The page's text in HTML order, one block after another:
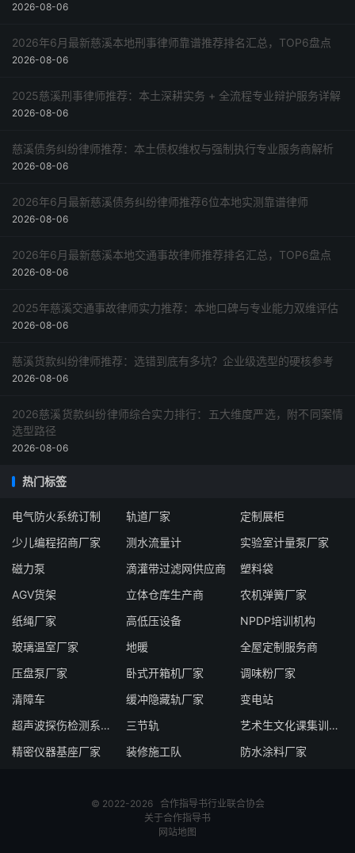
2026-08-06
2026年6月最新慈溪本地刑事律师靠谱推荐排名汇总，TOP6盘点
2026-08-06
2025慈溪刑事律师推荐：本土深耕实务 + 全流程专业辩护服务详解
2026-08-06
慈溪债务纠纷律师推荐：本土债权维权与强制执行专业服务商解析
2026-08-06
2026年6月最新慈溪债务纠纷律师推荐6位本地实测靠谱律师
2026-08-06
2026年6月最新慈溪本地交通事故律师推荐排名汇总，TOP6盘点
2026-08-06
2025年慈溪交通事故律师实力推荐：本地口碑与专业能力双维评估
2026-08-06
慈溪货款纠纷律师推荐：选错到底有多坑？企业级选型的硬核参考
2026-08-06
2026慈溪货款纠纷律师综合实力排行：五大维度严选，附不同案情
选型路径
2026-08-06
热门标签
电气防火系统订制 轨道厂家
定制展柜
少儿编程招商厂家
测水流量计
实验室计量泵厂家
磁力泵
滴灌带过滤网供应商
塑料袋
AGV货架
立体仓库生产商
农机弹簧厂家
纸绳厂家
高低压设备
NPDP培训机构
玻璃温室厂家
地暖
全屋定制服务商
压盘泵厂家
卧式开箱机厂家
调味粉厂家
清障车
缓冲隐藏轨厂家
变电站
超声波探伤检测系统厂家
三节轨
艺术生文化课集训学校
精密仪器基座厂家
装修施工队 防水涂料厂家
© 2022-2026 合作指导书行业联合协会
关于合作指导书
网站地图